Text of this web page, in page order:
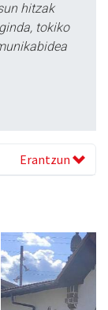
hitzak
tokiko
Erantzun